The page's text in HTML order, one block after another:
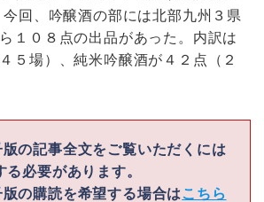
回、吟醸酒の部には北部九州３県
１０８点の出品があった。内訳は
５場）、純米吟醸酒が４２点（２
の記事全文をご覧いただくには
る必要があります。
の購読を希望する場合は こちら